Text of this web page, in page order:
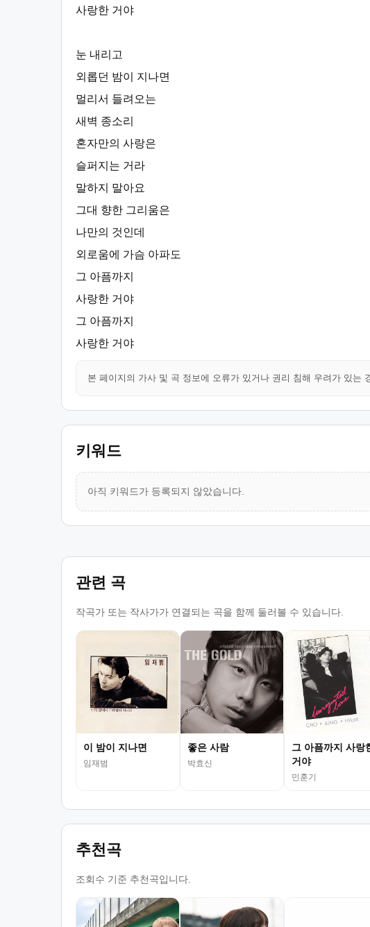
사랑한 거야
눈 내리고
외롭던 밤이 지나면
멀리서 들려오는
새벽 종소리
혼자만의 사랑은
슬퍼지는 거라
말하지 말아요
그대 향한 그리움은
나만의 것인데
외로움에 가슴 아파도
그 아픔까지
사랑한 거야
그 아픔까지
사랑한 거야
본 페이지의 가사 및 곡 정보에 오류가 있거나 권리 침해 우려가 있는
키워드
아직 키워드가 등록되지 않았습니다.
관련 곡
작곡가 또는 작사가가 연결되는 곡을 함께 둘러볼 수 있습니다.
이 밤이 지나면
임재범
좋은 사람
박효신
그 아픔까지 사랑
거야
민훈기
추천곡
조회수 기준 추천곡입니다.